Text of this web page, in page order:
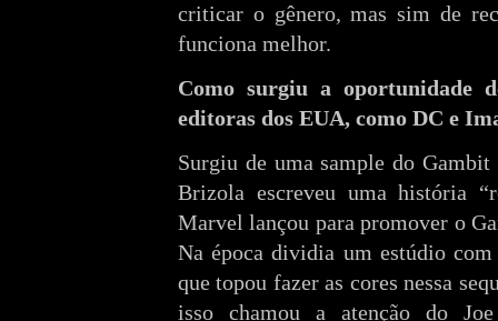
criticar o gênero, mas sim de
funciona melhor.
Como surgiu a oportunidade
editoras dos EUA, como DC e
Surgiu de uma sample do
Brizola escreveu uma história
Marvel lançou para promover o
Na época dividia um estúdio
que topou fazer as cores nessa
isso chamou a atenção do